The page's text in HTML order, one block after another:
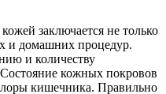
заключается не только
и домашних процедур.
и количеству
кожных покровов
кишечника. Правильно